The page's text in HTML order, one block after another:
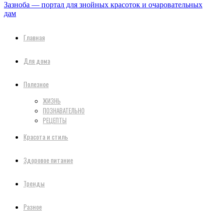
Зазноба — портал для знойных красоток и очаровательных
дам
Главная
Для дома
Полезное
ЖИЗНЬ
ПОЗНАВАТЕЛЬНО
РЕЦЕПТЫ
Красота и стиль
Здоровое питание
Тренды
Разное